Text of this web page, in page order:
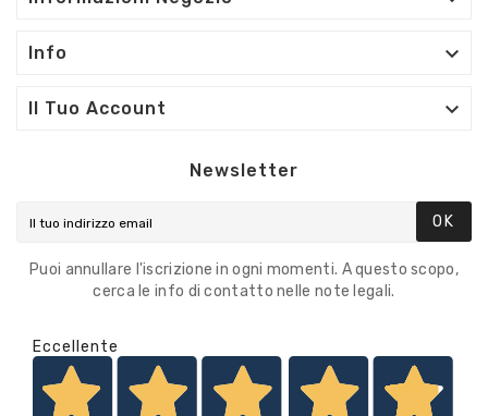
Info 
Il Tuo Account 
Newsletter
OK
Puoi annullare l'iscrizione in ogni momenti. A questo scopo,
cerca le info di contatto nelle note legali.
Eccellente